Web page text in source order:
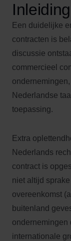
Inleiding
Een duidelijke
contracten is
discussie
commercieel
Nederlandse
toepassing.
Extra
Nederlands
contract is
niet altijd
overeenkomst
buitenland
ondernemingen
internationale